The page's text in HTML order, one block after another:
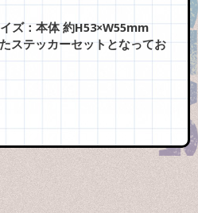
ズ：本体 約H53×W55mm
ステッカーセットとなってお